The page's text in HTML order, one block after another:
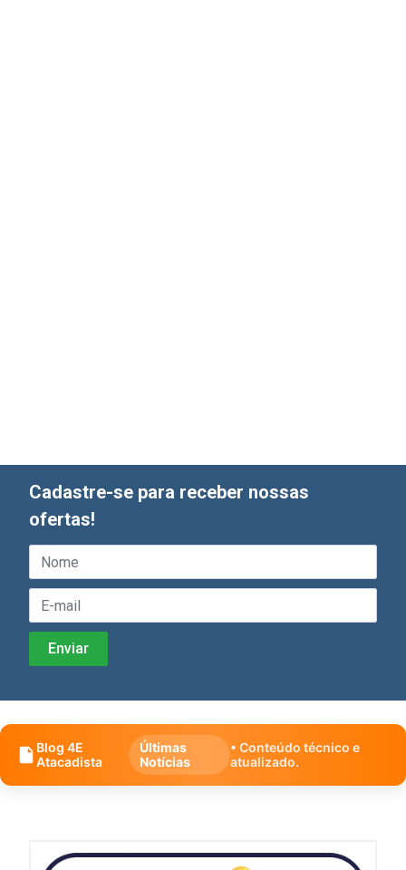
Cadastre-se para receber nossas
ofertas!
Blog 4E
Atacadista
Últimas
Notícias
• Conteúdo técnico e
atualizado.